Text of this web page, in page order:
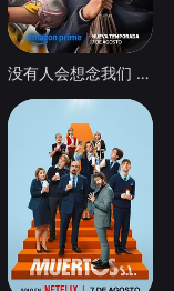
没有人会想念我们 第二季